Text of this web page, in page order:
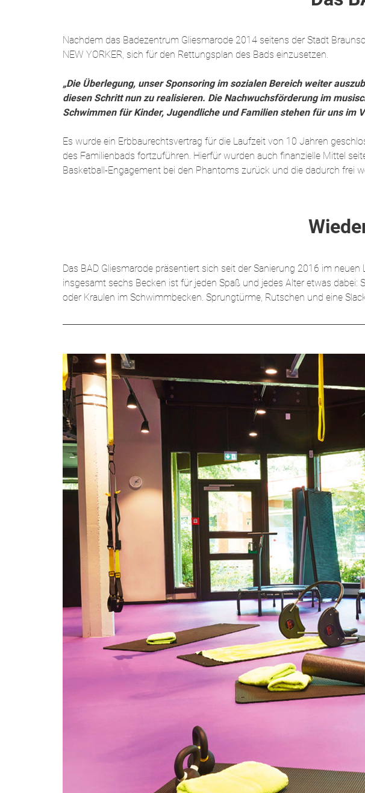
Nachdem das Badezentrum Gliesmarode 2014 seitens der Stadt
NEW YORKER, sich für den Rettungsplan des Bads einzusetzen.
„Die Überlegung, unser Sponsoring im sozialen Bereich weiter
diesen Schritt nun zu realisieren. Die Nachwuchsförderung im
Schwimmen für Kinder, Jugendliche und Familien stehen für uns im
Es wurde ein Erbbaurechtsvertrag für die Laufzeit von 10 Jahren
des Familienbads fortzuführen. Hierfür wurden auch finanzielle Mittel
Basketball-Engagement bei den Phantoms zurück und die dadurch frei
Das BAD Gliesmarode präsentiert sich seit der Sanierung 2016 im
insgesamt sechs Becken ist für jeden Spaß und jedes Alter etwas
oder Kraulen im Schwimmbecken. Sprungtürme, Rutschen und eine